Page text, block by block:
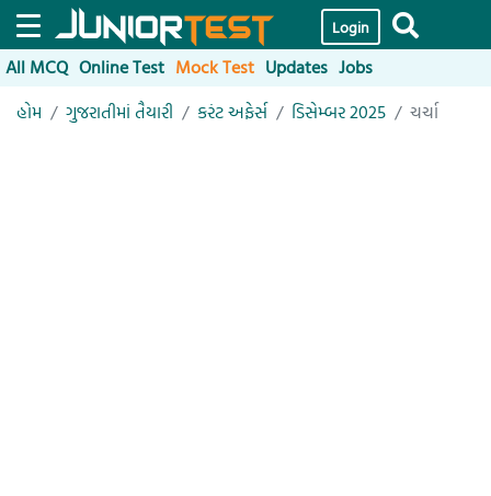
Login
All MCQ Online Test Mock Test Updates Jobs
હોમ
ગુજરાતીમાં તૈયારી કરંટ અફેર્સ ડિસેમ્બર 2025 ચર્ચા